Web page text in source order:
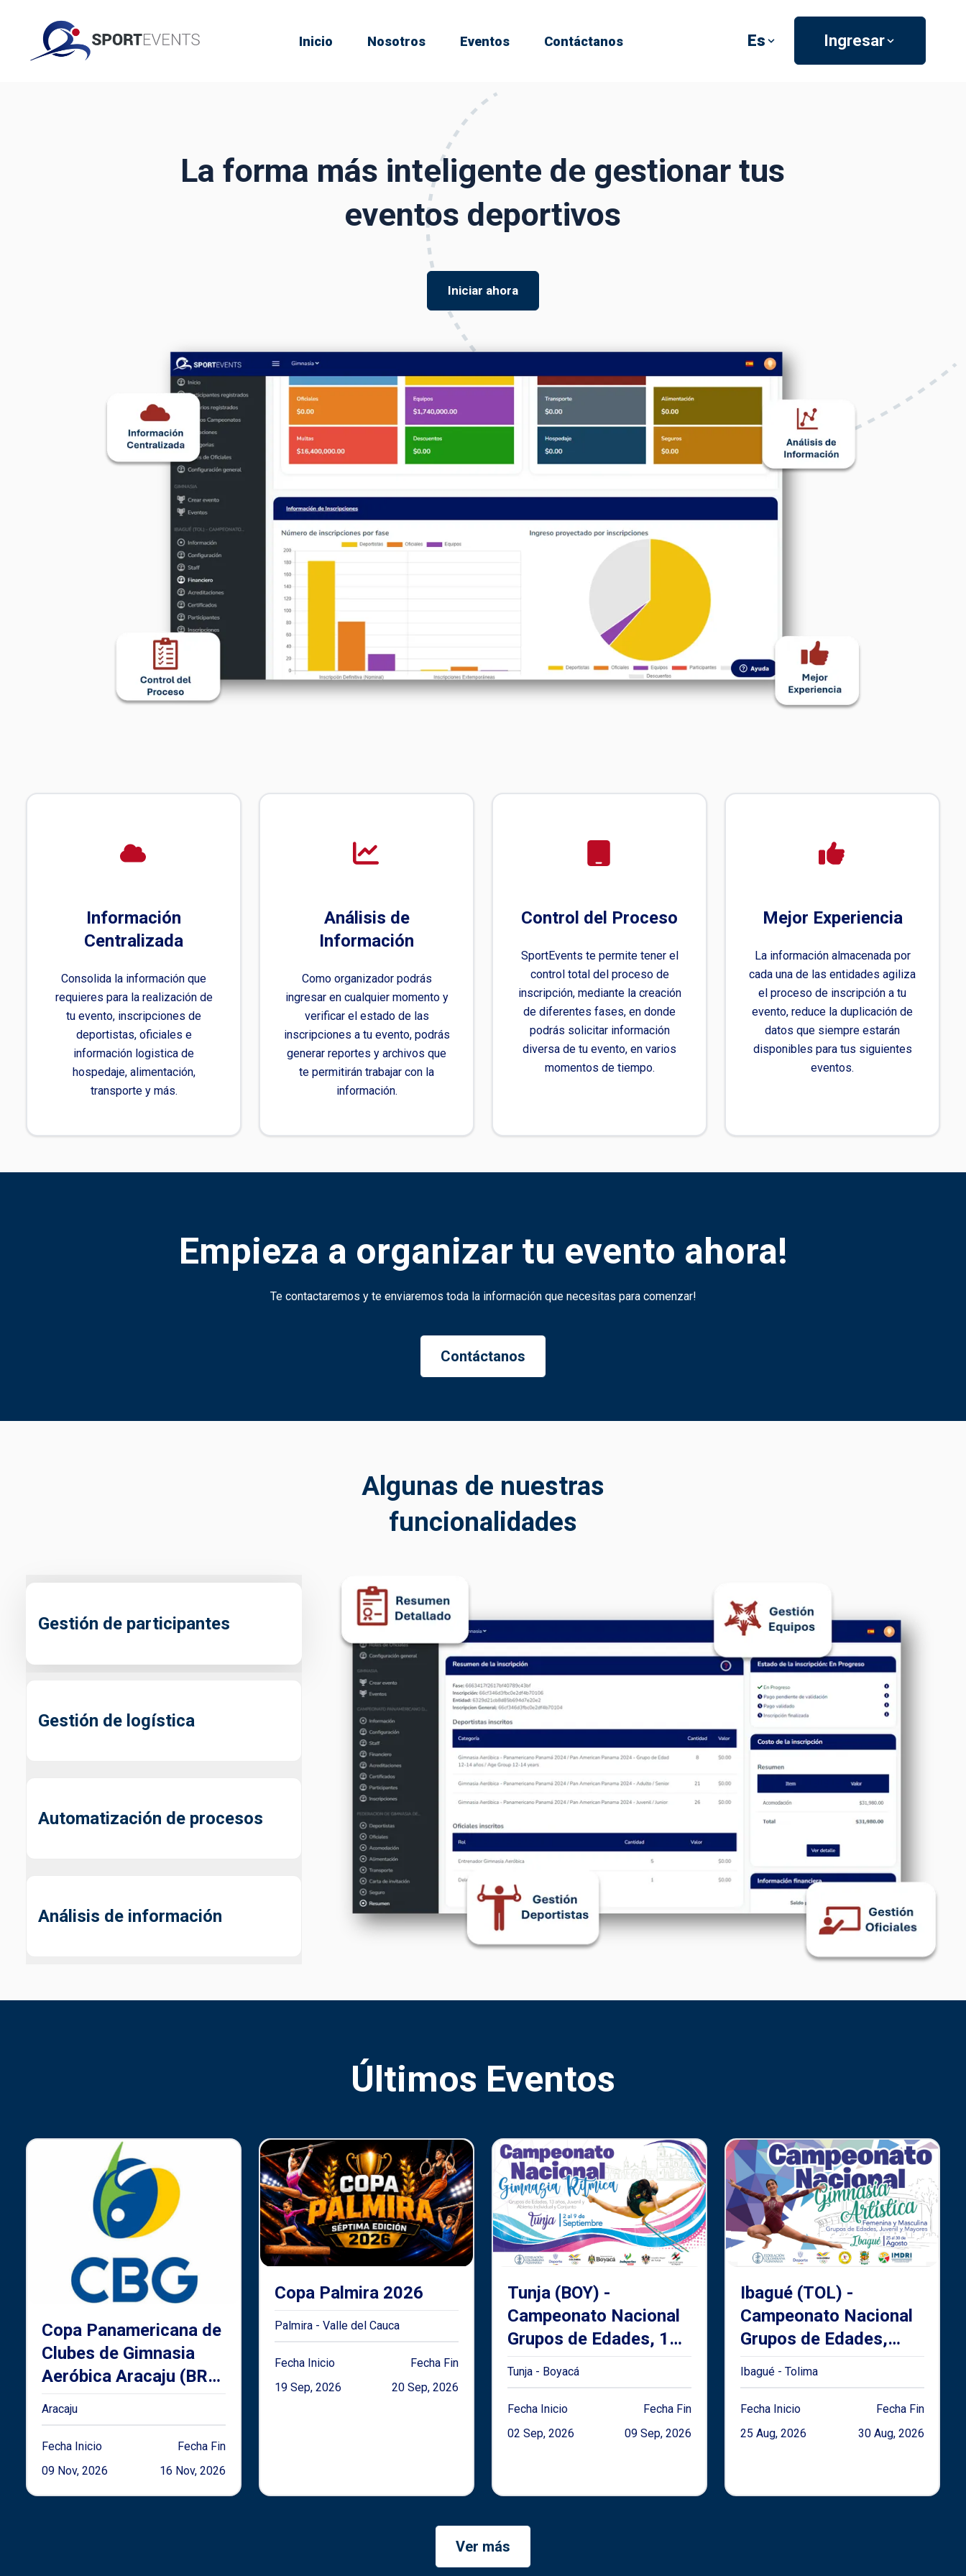
Inicio Nosotros Eventos Contáctanos Es Ingresar
La forma más inteligente de gestionar tus
eventos deportivos
Iniciar ahora
Información
Centralizada
Consolida la información que
requieres para la realización de
tu evento, inscripciones de
deportistas, oficiales e
información logistica de
hospedaje, alimentación,
transporte y más.
Análisis de
Información
Como organizador podrás
ingresar en cualquier momento y
verificar el estado de las
inscripciones a tu evento, podrás
generar reportes y archivos que
te permitirán trabajar con la
información.
Control del Proceso
SportEvents te permite tener el
control total del proceso de
inscripción, mediante la creación
de diferentes fases, en donde
podrás solicitar información
diversa de tu evento, en varios
momentos de tiempo.
Mejor Experiencia
La información almacenada por
cada una de las entidades agiliza
el proceso de inscripción a tu
evento, reduce la duplicación de
datos que siempre estarán
disponibles para tus siguientes
eventos.
Empieza a organizar tu evento ahora!
Te contactaremos y te enviaremos toda la información que necesitas para comenzar!
Contáctanos
Algunas de nuestras
funcionalidades
Gestión de participantes
Gestión de logística
Automatización de procesos
Análisis de información
Últimos Eventos
Copa Panamericana de
Clubes de Gimnasia
Aeróbica Aracaju (BRA)
2026
Aracaju
Fecha Inicio
Fecha Fin
09 Nov, 2026
16 Nov, 2026
Copa Palmira 2026
Palmira - Valle del Cauca
Fecha Inicio
Fecha Fin
19 Sep, 2026
20 Sep, 2026
Tunja (BOY) -
Campeonato Nacional
Grupos de Edades, 13
años, Juvenil y Abierto
Individual y Conjunto
de Gimnasia Rítmica
2026
Tunja - Boyacá
Fecha Inicio
Fecha Fin
02 Sep, 2026
09 Sep, 2026
Ibagué (TOL) -
Campeonato Nacional
Grupos de Edades,
Juvenil y Mayores de
Gimnasia Artística
2026
Ibagué - Tolima
Fecha Inicio
Fecha Fin
25 Aug, 2026
30 Aug, 2026
Ver más